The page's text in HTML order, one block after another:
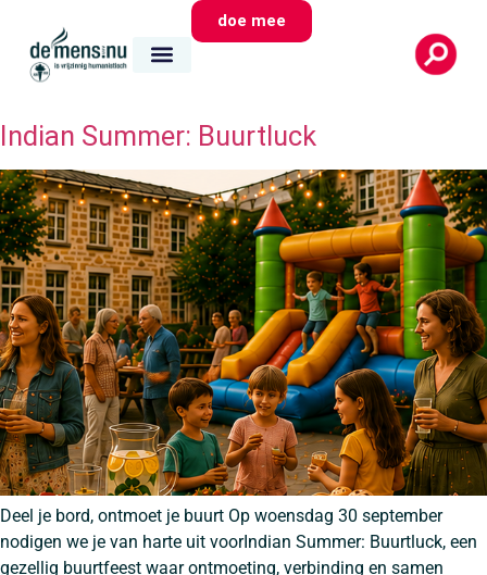
doe mee
Indian Summer: Buurtluck
Deel je bord, ontmoet je buurt Op woensdag 30 september
nodigen we je van harte uit voorIndian Summer: Buurtluck, een
gezellig buurtfeest waar ontmoeting, verbinding en samen